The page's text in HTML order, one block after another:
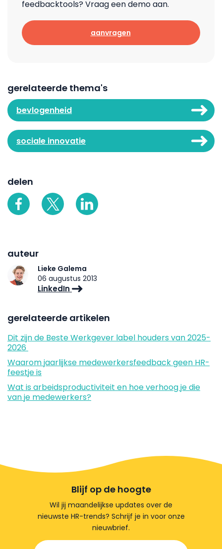
feedbacktools? Vraag een demo aan.
aanvragen
gerelateerde thema's
bevlogenheid
sociale innovatie
delen
auteur
Lieke Galema
06 augustus 2013
LinkedIn
gerelateerde artikelen
Dit zijn de Beste Werkgever label houders van 2025-
2026
Waarom jaarlijkse medewerkersfeedback geen HR-
feestje is
Wat is arbeidsproductiviteit en hoe verhoog je die
van je medewerkers?
Blijf op de hoogte
Wil jij maandelijkse updates over de
nieuwste HR-trends? Schrijf je in voor onze
nieuwbrief.